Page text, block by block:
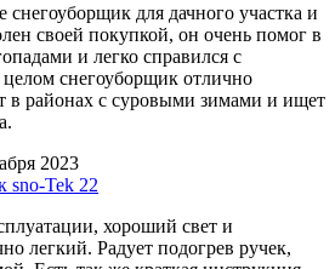
для дачного участка и
своей покупкой, он очень помог в
и легко справился с
снегоуборщик отлично
в районах с суровыми зимами и ищет
2023
sno-Tek 22
хороший свет и
легкий. Радует подогрев ручек,